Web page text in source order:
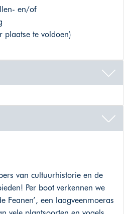
en/of
plaatse te voldoen)
van cultuurhistorie en de
Per boot verkennen we
Feanen’, een laagveenmoeras